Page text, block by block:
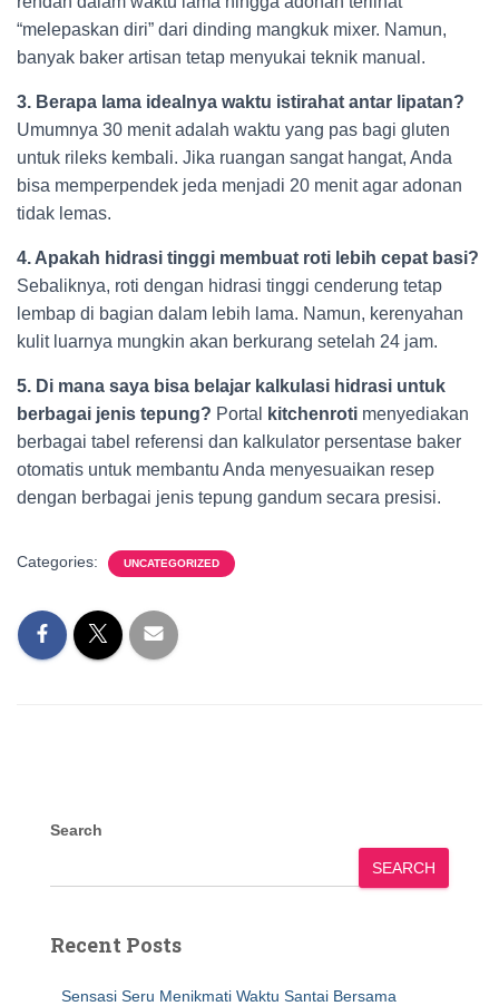
“melepaskan diri” dari dinding mangkuk mixer. Namun,
banyak baker artisan tetap menyukai teknik manual.
3. Berapa lama idealnya waktu istirahat antar lipatan?
Umumnya 30 menit adalah waktu yang pas bagi gluten
untuk rileks kembali. Jika ruangan sangat hangat, Anda
bisa memperpendek jeda menjadi 20 menit agar adonan
tidak lemas.
4. Apakah hidrasi tinggi membuat roti lebih cepat basi?
Sebaliknya, roti dengan hidrasi tinggi cenderung tetap
lembap di bagian dalam lebih lama. Namun, kerenyahan
kulit luarnya mungkin akan berkurang setelah 24 jam.
5. Di mana saya bisa belajar kalkulasi hidrasi untuk
berbagai jenis tepung? Portal kitchenroti menyediakan
berbagai tabel referensi dan kalkulator persentase baker
otomatis untuk membantu Anda menyesuaikan resep
dengan berbagai jenis tepung gandum secara presisi.
Categories: UNCATEGORIZED
Search
SEARCH
Recent Posts
Sensasi Seru Menikmati Waktu Santai Bersama